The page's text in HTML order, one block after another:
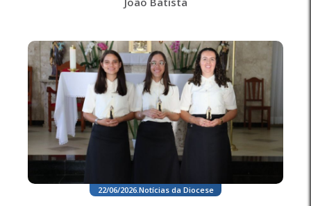
22/06/2026. Notícias da Diocese